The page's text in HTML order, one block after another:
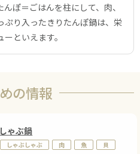
ぽ＝ごはんを柱にして、肉、
ぷり入ったきりたんぽ鍋は、栄
といえます。
の情報
ゃぶ鍋
しゃぶしゃぶ 肉 魚
貝